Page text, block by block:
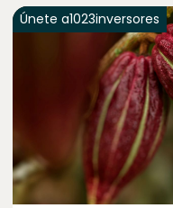
Únete a1023inversores